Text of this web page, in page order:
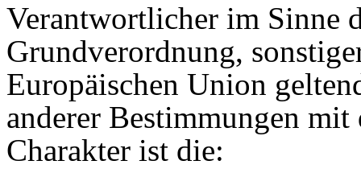
Verantwortlicher im Sinne
Grundverordnung,
Europäischen Union
anderer Bestimmungen
Charakter ist die: